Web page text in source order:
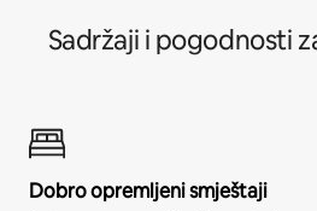
Sadržaji i pogodnosti
Dobro opremljeni smještaji